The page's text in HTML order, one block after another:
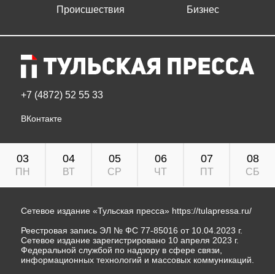
Происшествия
Бизнес
+7 (4872) 52 55 33
ВКонтакте
03
ПН
04
ВТ
05
СР
06
ЧТ
07
ПТ
08
СБ
Сетевое издание «Тульская пресса» https://tulapressa.ru/
Реестровая запись ЭЛ № ФС 77-85016 от 10.04.2023 г.
Сетевое издание зарегистрировано 10 апреля 2023 г.
Федеральной службой по надзору в сфере связи,
информационных технологий и массовых коммуникаций.